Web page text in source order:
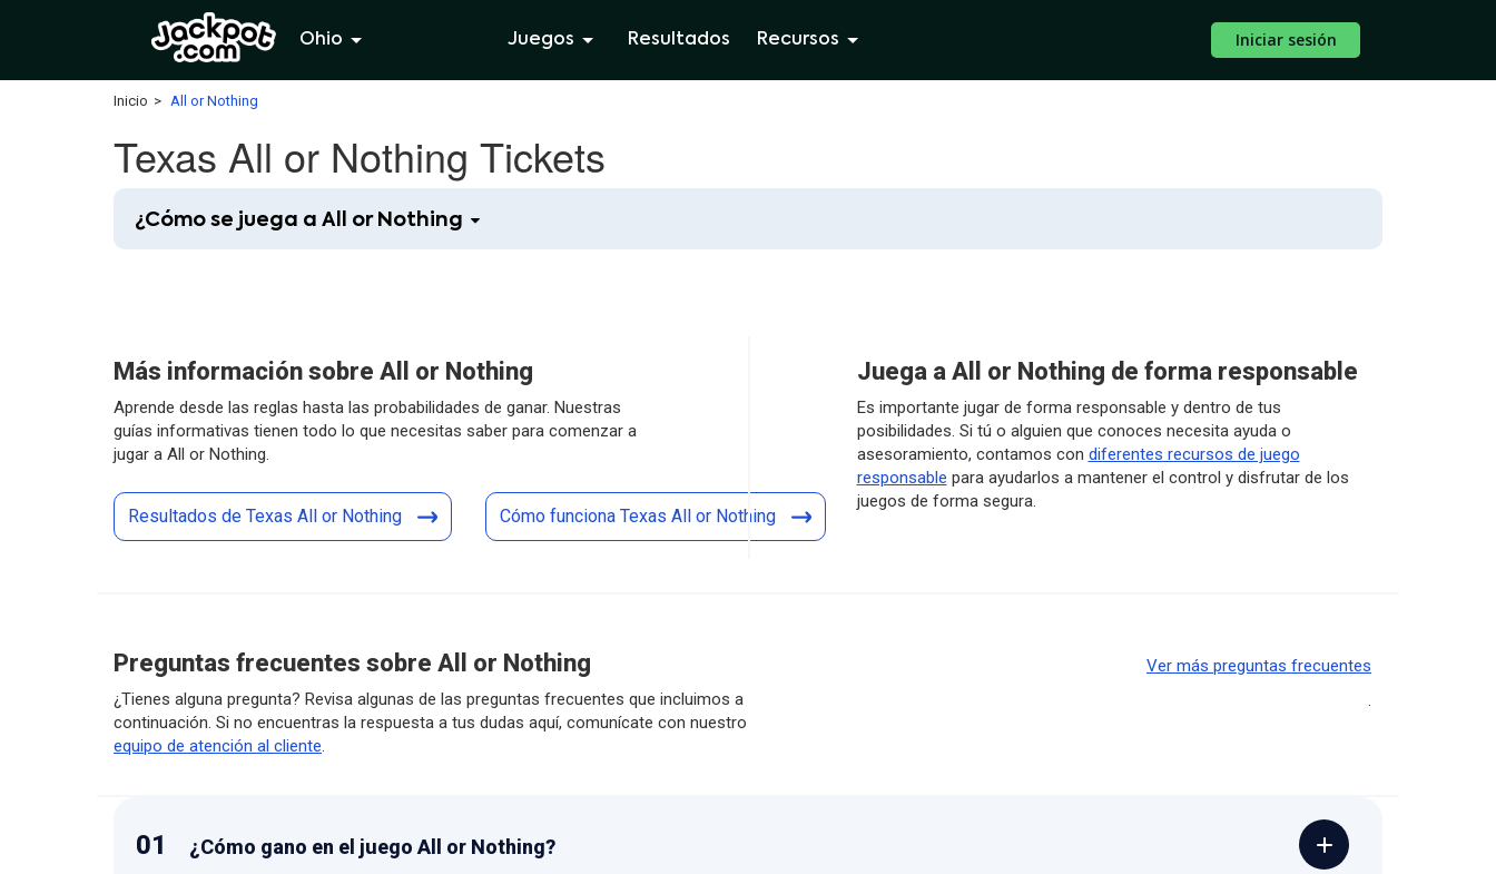
Ohio Juegos Resultados Recursos Iniciar sesión
Inicio All or Nothing
Texas All or Nothing Tickets
¿Cómo se juega a All or Nothing
Más información sobre All or Nothing
Aprende desde las reglas hasta las probabilidades de ganar. Nuestras
guías informativas tienen todo lo que necesitas saber para comenzar a
jugar a All or Nothing.
Resultados de Texas All or Nothing Cómo funciona Texas All or Nothing
Juega a All or Nothing de forma responsable
Es importante jugar de forma responsable y dentro de tus
posibilidades. Si tú o alguien que conoces necesita ayuda o
asesoramiento, contamos con diferentes recursos de juego
responsable para ayudarlos a mantener el control y disfrutar de los
juegos de forma segura.
Preguntas frecuentes sobre All or Nothing
¿Tienes alguna pregunta? Revisa algunas de las preguntas frecuentes que incluimos a
continuación. Si no encuentras la respuesta a tus dudas aquí, comunícate con nuestro
equipo de atención al cliente.
Ver más preguntas frecuentes
.
01 ¿Cómo gano en el juego All or Nothing?